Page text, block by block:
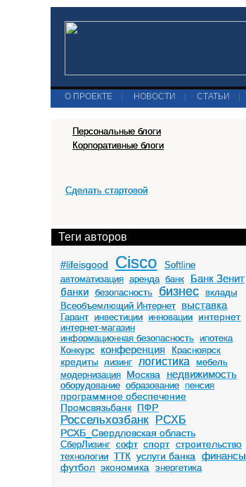
О ПРОЕКТЕ НОВОСТИ СТАТЬИ
Персональные блоги
Корпоративные блоги
Сделать стартовой
Теги авторов
#lifeisgood Cisco
Softline
автоматизация аренда банк
Банк Зенит
банки безопасность бизнес
вклады
Всеобъемлющий Интернет
выставка
Гарант инвестиции инновации интернет
интернет-магазин
информационная безопасность ипотека
Конкурс
конференция Красноярск
кредиты лизинг логистика
мебель
модернизация
Москва недвижимость
оборудование образование пенсия
программное обеспечение
Промсвязьбанк ПФР
Россельхозбанк РСХБ
РСХБ_Свердловская область
СберЛизинг софт спорт строительство
технологии ТТК услуги банка финансы
футбол экономика энергетика